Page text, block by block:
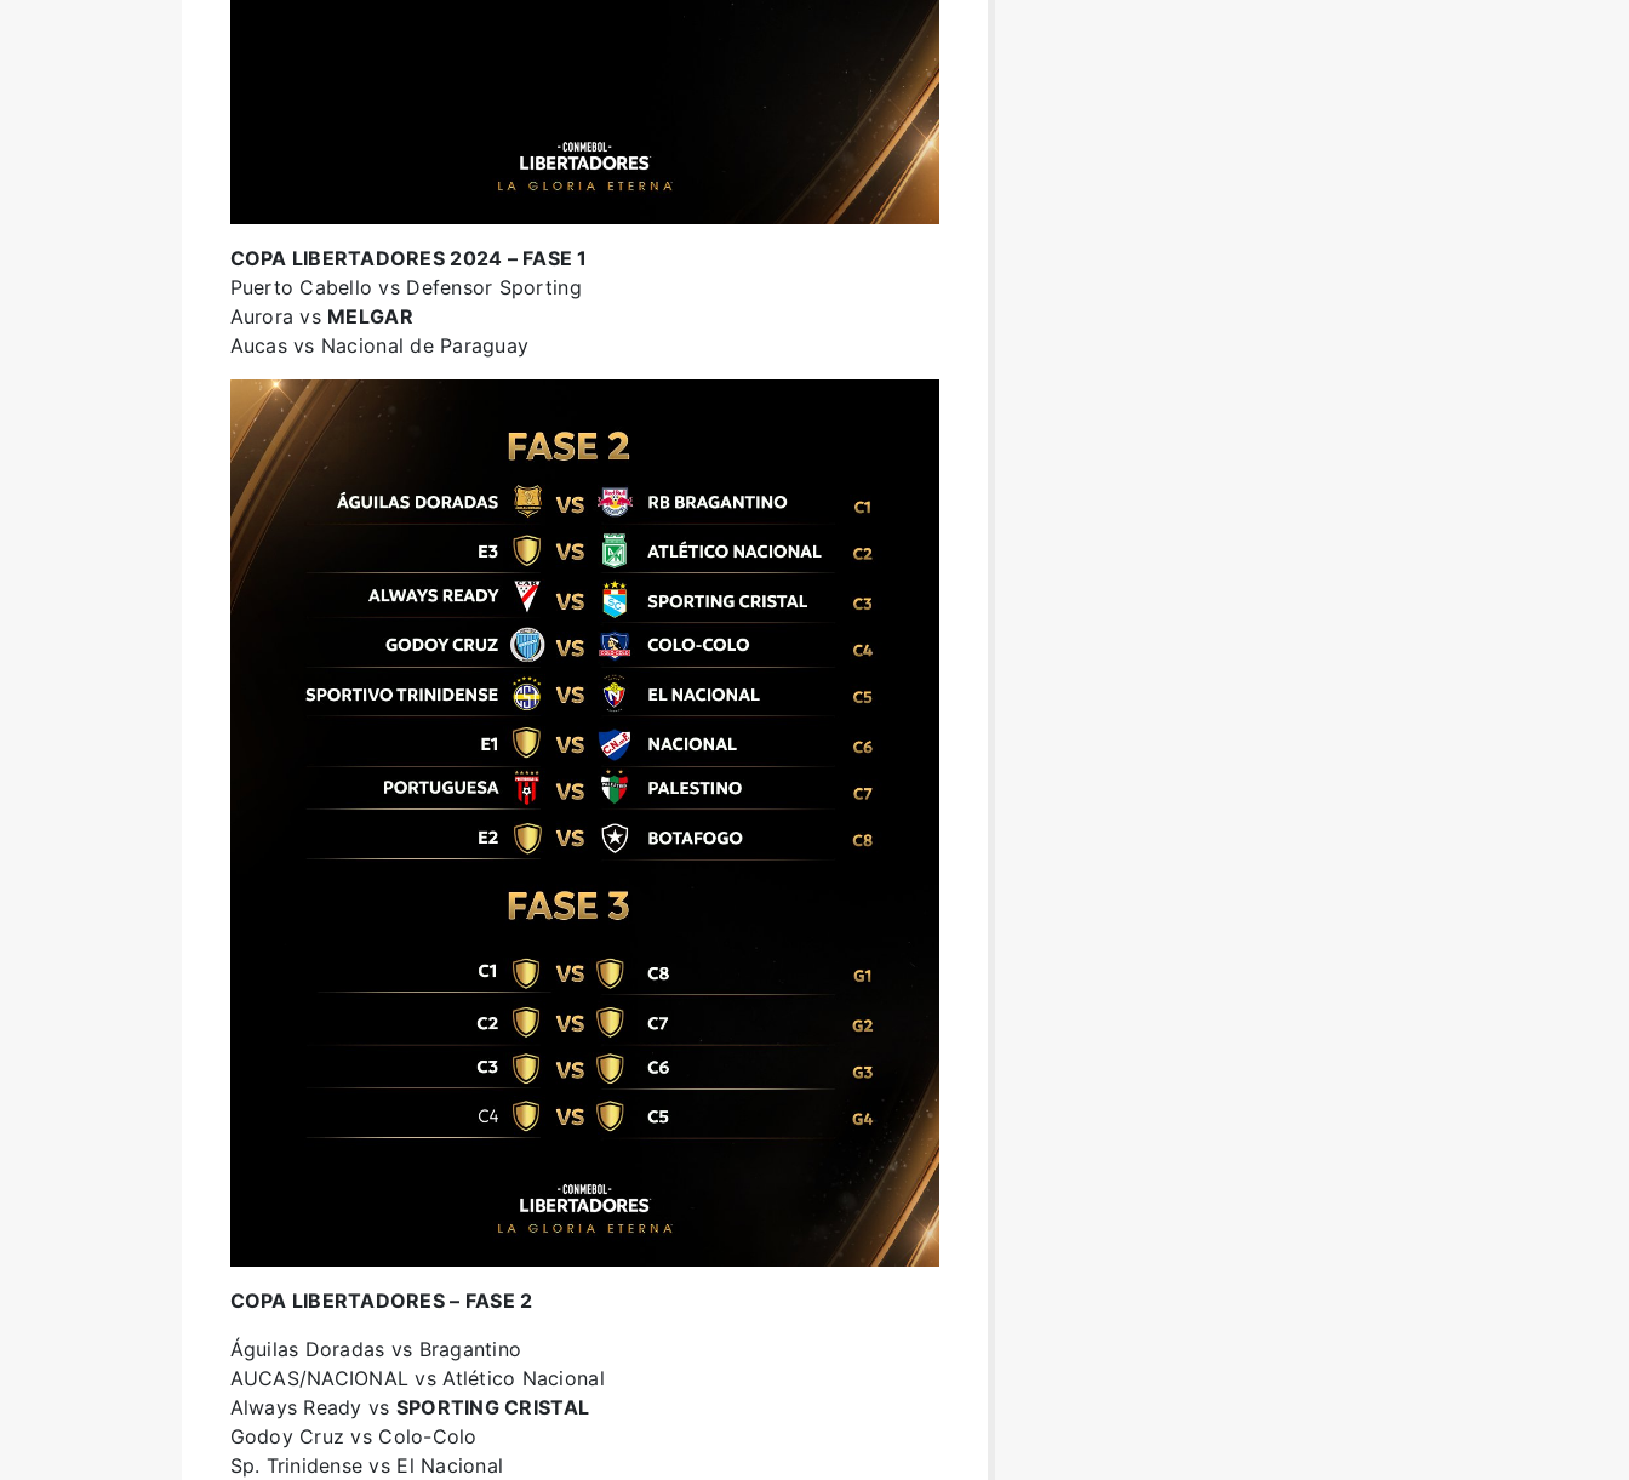
COPA LIBERTADORES 2024 – FASE 1
Puerto Cabello vs Defensor Sporting
Aurora vs MELGAR
Aucas vs Nacional de Paraguay
COPA LIBERTADORES – FASE 2
Águilas Doradas vs Bragantino
AUCAS/NACIONAL vs Atlético Nacional
Always Ready vs SPORTING CRISTAL
Godoy Cruz vs Colo-Colo
Sp. Trinidense vs El Nacional